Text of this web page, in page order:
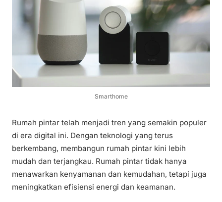
Smarthome
Rumah pintar telah menjadi tren yang semakin populer
di era digital ini. Dengan teknologi yang terus
berkembang, membangun rumah pintar kini lebih
mudah dan terjangkau. Rumah pintar tidak hanya
menawarkan kenyamanan dan kemudahan, tetapi juga
meningkatkan efisiensi energi dan keamanan.